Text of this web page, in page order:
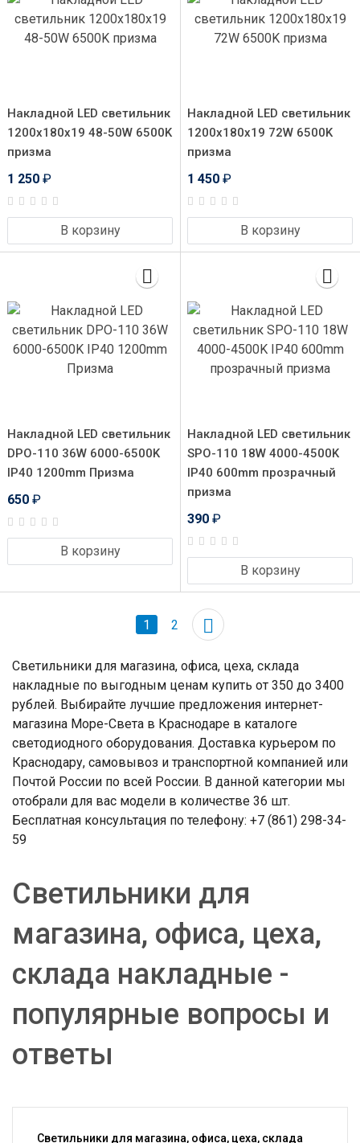
Накладной LED светильник
1200x180x19 48-50W 6500K
призма
1 250 ₽
В корзину
Накладной LED светильник
1200x180x19 72W 6500K
призма
1 450 ₽
В корзину
Накладной LED светильник
DPO-110 36W 6000-6500K
IP40 1200mm Призма
650 ₽
В корзину
Накладной LED светильник
SPO-110 18W 4000-4500K
IP40 600mm прозрачный
призма
390 ₽
В корзину
1 2
Светильники для магазина, офиса, цеха, склада
накладные по выгодным ценам купить от 350 до 3400
рублей. Выбирайте лучшие предложения интернет-
магазина Море-Света в Краснодаре в каталоге
светодиодного оборудования. Доставка курьером по
Краснодару, самовывоз и транспортной компанией или
Почтой России по всей России. В данной категории мы
отобрали для вас модели в количестве 36 шт.
Бесплатная консультация по телефону: +7 (861) 298-34-
59
Светильники для
магазина, офиса, цеха,
склада накладные -
популярные вопросы и
ответы
Светильники для магазина, офиса, цеха, склада